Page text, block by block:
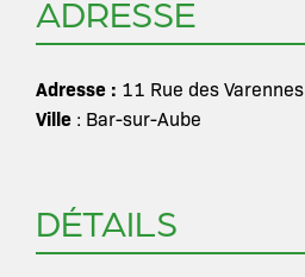
ADRESSE
Adresse : 11 Rue des Varennes
Ville : Bar-sur-Aube
DÉTAILS